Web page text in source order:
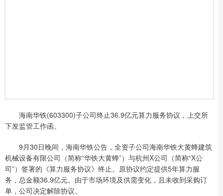
海南华铁(603300)子公司终止36.9亿元算力服务协议，上交所
下发监管工作函。
9月30日晚间，海南华铁公告，全资子公司海南华铁大黄蜂建筑
机械设备有限公司（简称“华铁大黄蜂”）与杭州X公司（简称“X公
司”）签署的《算力服务协议》终止。原协议约定提供5年算力服
务，总金额36.9亿元。由于市场环境及供需变化，且未收到采购订
单，公司决定解除协议。